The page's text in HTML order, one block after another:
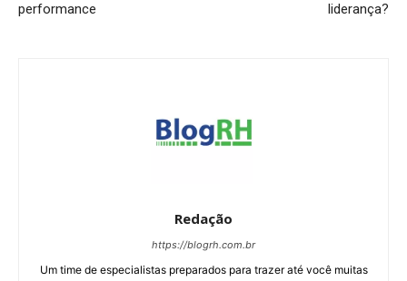
performance
liderança?
Redação
https://blogrh.com.br
Um time de especialistas preparados para trazer até você muitas